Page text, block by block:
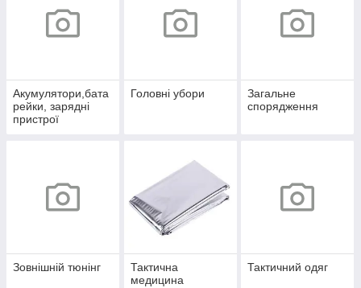
Акумулятори,бата
рейки, зарядні
пристрої
Головні убори
Загальне
спорядження
Зовнішній тюнінг
Тактична
медицина
Тактичний одяг